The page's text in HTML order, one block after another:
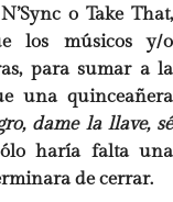
o Take That,
los músicos y/o
para sumar a la
una quinceañera
dame la llave, sé
haría falta una
de cerrar.